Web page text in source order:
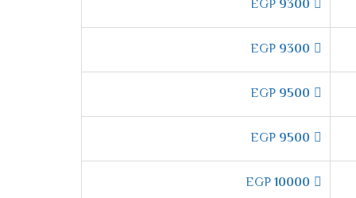
وعلشان كده وفرنا لكم الان فى مكيف جرى
ومن أى أعطال .
بشكل تلقائى كما أننا بنوفر لكم مؤشر لتلك
تقل كفاءته .
9300
9300
9500
9500
10000